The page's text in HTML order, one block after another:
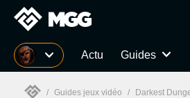
MGG Actu Guides
/ Guides jeux vidéo / Darkest